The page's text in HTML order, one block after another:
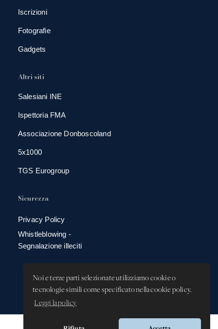
Noi e terze parti selezionate utilizziamo cookie o
tecnologie simili come specificato nella cookie policy.
Leggi la policy
Iscrizioni
Fotografie
Gadgets
Altri siti
Salesiani INE
Ispettoria FMA
Associazione Donboscoland
5x1000
TGS Eurogroup
Sicurezza
Privacy Policy
Whistleblowing -
Segnalazione illeciti